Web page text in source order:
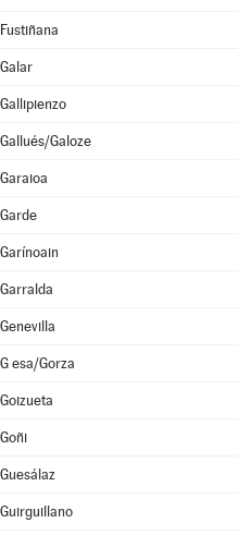
Fustiñana
Galar
Gallipienzo
Gallués/Galoze
Garaioa
Garde
Garínoain
Garralda
Genevilla
G esa/Gorza
Goizueta
Goñi
Guesálaz
Guirguillano